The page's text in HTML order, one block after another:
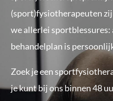
(sport)fysiotherapeuten
we allerlei sportblessures:
behandelplan is
Zoek je een
je kunt bij ons binnen 48